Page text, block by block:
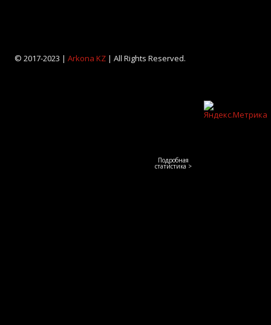
© 2017-2023 | Arkona KZ| All Rights Reserved.
Подробная
статистика >